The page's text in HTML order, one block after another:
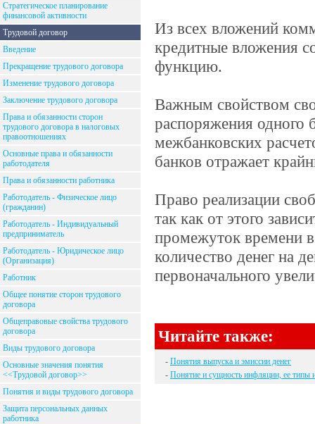
Стратегическое планирование
финансовой активности
Трудовой договор
Введение
Прекращение трудового договора
Изменение трудового договора
Заключение трудового договора
Права и обязанности сторон
трудового договора в налоговых
правоотношениях
Основные права и обязанности
работодателя
Права и обязанности работника
Работодатель - Физическое лицо
(гражданин)
Работодатель - Индивидуальный
предприниматель
Работодатель - Юридическое лицо
(Организация)
Работник
Общее понятие сторон трудового
договора
Общеправовые свойства трудового
договора
Виды трудового договора
Основные значения понятия
<<Трудовой договор>>
Понятия и виды трудового договора
Защита персональных данных
работника
Из всех вложений
кредитные вложения
функцию.
Важным свойством
распоряжения одного
межбанковских
банков отражает
Право реализации
так как от этого
промежуток времени в
количество денег на
первоначального
Читайте также:
- Понятия выпуска и эмиссии денег
- Понятие и сущность инфляции, ее типы